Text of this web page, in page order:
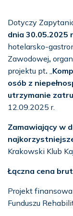
Dotyczy
dnia 30.05.2025
hotelarsko-
Zawodowej,
projektu pt.
osób z
utrzymanie
12.09.2025 r.
Zamawiający w
Krakowski Klub
Łączna cena
Projekt
Funduszu